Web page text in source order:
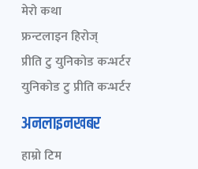
मेरो कथा
फ्रन्टलाइन हिरोज्
प्रीति टु युनिकोड कन्भर्टर
युनिकोड टु प्रीति कन्भर्टर
अनलाइनखबर
हाम्रो टिम